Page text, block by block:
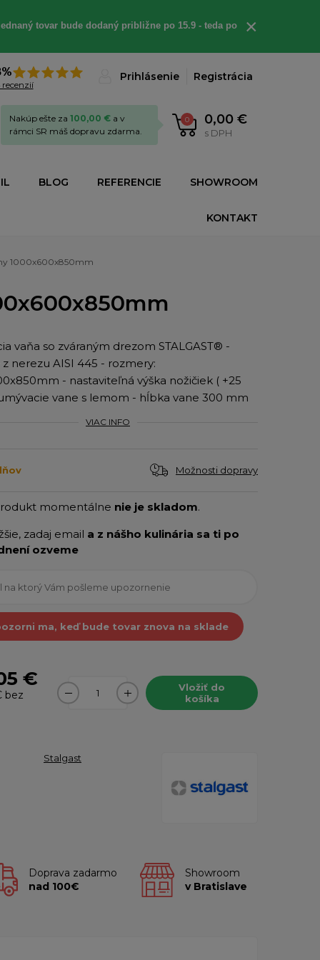
tovar bude dodaný približne po 15.9 - teda po
×
recenzií
Prihlásenie Registrácia
0 0,00 €
s DPH
Nakúp ešte za 100,00 € a v
rámci SR máš dopravu zdarma.
BLOG REFERENCIE SHOWROOM
KONTAKT
1000x600x850mm
vaňa so zváraným drezom STALGAST® -
z nerezu AISI 445 - rozmery:
- nastaviteľná výška nožičiek ( +25
vane s lemom - hĺbka vane 300 mm
VIAC INFO
Možnosti dopravy
momentálne nie je skladom.
zadaj email a z nášho kulinária sa ti po
ozveme
ma, keď bude tovar znova na sklade
€
bez
Vložiť do
košíka
Stalgast
Doprava zadarmo
nad 100€
Showroom
v Bratislave